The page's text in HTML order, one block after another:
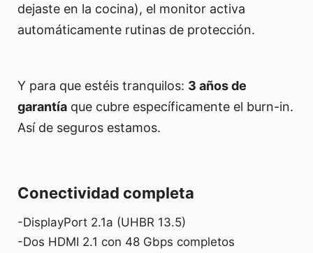
dejaste en la cocina), el monitor activa
automáticamente rutinas de protección.
Y para que estéis tranquilos: 3 años de
garantía que cubre específicamente el burn-in.
Así de seguros estamos.
Conectividad completa
-DisplayPort 2.1a (UHBR 13.5)
-Dos HDMI 2.1 con 48 Gbps completos